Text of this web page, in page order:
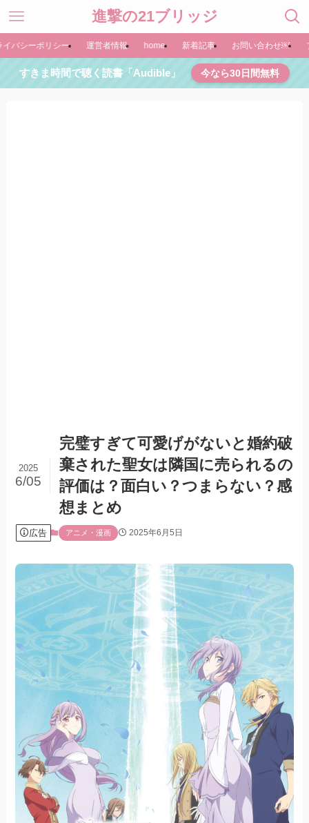
進撃の21ブリッジ
イバシーポリシー 運営者情報 home 新着記事 お問い合わせ￼
すきま時間で聴く読書「Audible」 今なら30日間無料
完璧すぎて可愛げがないと婚約破
棄された聖女は隣国に売られるの
評価は？面白い？つまらない？感
想まとめ
2025
6/05
広告 アニメ・漫画 2025年6月5日